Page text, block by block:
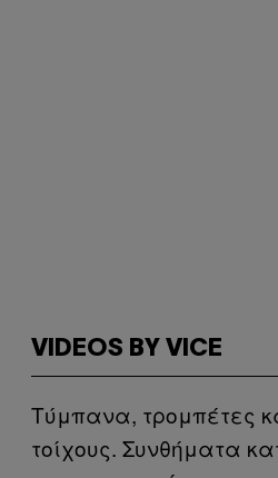
VIDEOS BY VICE
Τύμπανα, τρομπέτες
τοίχους. Συνθήματα